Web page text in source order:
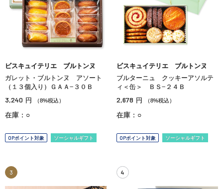
ビスキュイテリエ ブルトンヌ
ガレット・ブルトンヌ アソート
（１３個入り）ＧＡＡ−３０Ｂ
3,240 円 （8%税込）
在庫：○
OPポイント対象 ソーシャルギフト
ビスキュイテリエ ブルトンヌ
ブルターニュ クッキーアソルテ
ィ＜缶＞ ＢＳ−２４Ｂ
2,678 円 （8%税込）
在庫：○
OPポイント対象 ソーシャルギフト
3 4